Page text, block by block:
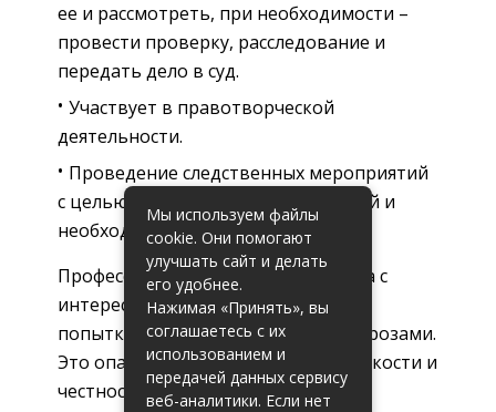
ее и рассмотреть, при необходимости –
провести проверку, расследование и
передать дело в суд.
Участвует в правотворческой
деятельности.
Проведение следственных мероприятий
с целью получения дополнительной и
необходимой доказательной базы.
Профессия прокурора часто связана с
интересами влиятельных граждан,
попытками оказания давления и угрозами.
Это опасный труд, требующий стойкости и
честности.
Мы используем файлы
cookie. Они помогают
улучшать сайт и делать
его удобнее.
Нажимая «Принять», вы
соглашаетесь с их
использованием и
передачей данных сервису
веб-аналитики. Если нет